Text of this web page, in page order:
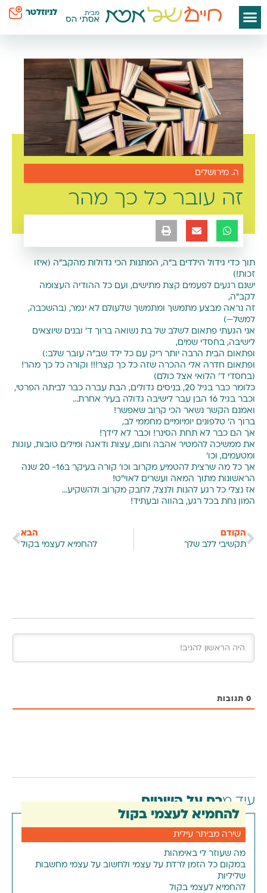
לניוזלטר
ה. מירושלים
זה עובר כל כך מהר
תוך כדי גידול הילדים ב"ה, המתנות הכי גדולות מהקב"ה (איזו
זכות!)
ישנם רגעים לפעמים קצת מתישים, ועם כל ההודיה העצומה
לקב"ה,
זה נראה מבצע מתמשך ומתמשך שלעולם לא יגמר, (בהשכבה,
למשל—)
אני הגעתי פתאום לשלב של בת נשואה ברוך ד' ובנים שיוצאים
לישיבה, בחסדי שמים,
ופתאום הבית הרבה יותר ריק עם כל ילד שב"ה עובר שלב:)
ופתאום חדרה אלי ההכרה שזה כל כך קצר!!! וקורה כל כך מהר!
(בחסדי ד' הלואי אצל כולם)
כלומר כבר בגיל 20, בניסים גדולים, הבת עברה כבר לביתה הפרטי,
וכבר בגיל 16 הבן עבר לישיבה גדולה בעיר אחרת…
ואמנם הקשר נשאר הכי קרוב שאפשר!
ברוך ה' טלפונים יומיומיים מחממי לב,
אך הם כבר לא תחת הסינר! וכבר לא לידך!
את ממשיכה להמטיר אהבה וחום, עצות ודאגה ומילים טובות, עוגות
ומטעמים, וכו'
אך כל מה שרצית להטמיע מקרוב וכו' קורה בעיקר ב16- 20 שנה
הראשונות מתוך המאה ועשרים לאוי"ט!
אז נצלי כל רגע להנות ולנצל, לחבק מקרוב ולהשקיע…
המון נחת בכל רגע, בהווה ובעתיד!
הקודם
תקשיבי ללב שלך
הבא
להחמיא לעצמי בקול
0 תגובות
עוד מכח על השטיח
להחמיא לעצמי בקול
שירה מביתר עילית
מה שעוזר לי באימהות
במקום כל הזמן לרדת על עצמי ולחשוב על עצמי מחשבות
שליליות
להחמיא לעצמי בקול